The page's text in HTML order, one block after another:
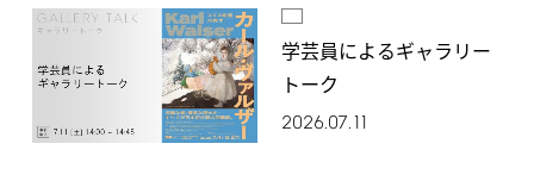
学芸員によるギャラリー
トーク
2026.07.11